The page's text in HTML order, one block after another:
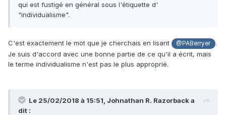
qui est fustigé en général sous l'étiquette d'
"individualisme".
C'est exactement le mot que je cherchais en lisant @PABerryer
.
Je suis d'accord avec une bonne partie de ce qu'il a écrit, mais
le terme individualisme n'est pas le plus approprié.
Le 25/02/2018 à 15:51, Johnathan R. Razorbacka
dit :